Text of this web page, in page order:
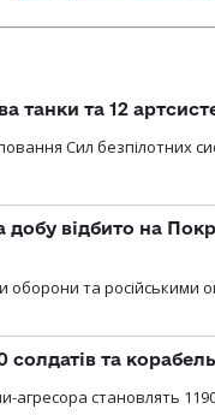
танки та 12
Сил безпілотних
добу відбито на
та російськими
солдатів та
агресора становлять